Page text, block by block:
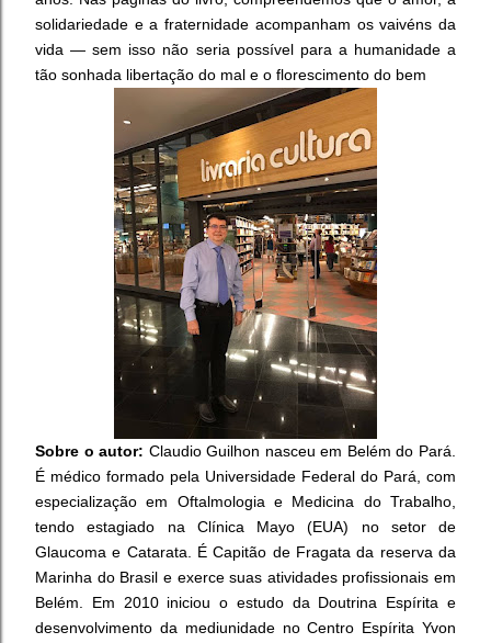
solidariedade e a fraternidade acompanham os vaivéns da
vida — sem isso não seria possível para a humanidade a
tão sonhada libertação do mal e o florescimento do bem
Sobre o autor: Claudio Guilhon nasceu em Belém do Pará.
É médico formado pela Universidade Federal do Pará, com
especialização em Oftalmologia e Medicina do Trabalho,
tendo estagiado na Clínica Mayo (EUA) no setor de
Glaucoma e Catarata. É Capitão de Fragata da reserva da
Marinha do Brasil e exerce suas atividades profissionais em
Belém. Em 2010 iniciou o estudo da Doutrina Espírita e
desenvolvimento da mediunidade no Centro Espírita Yvon